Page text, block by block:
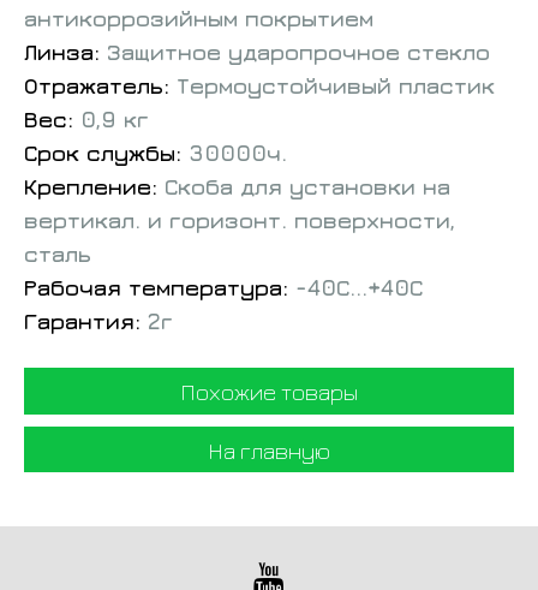
антикоррозийным покрытием
Линза: Защитное ударопрочное стекло
Отражатель: Термоустойчивый пластик
Вес: 0,9 кг
Срок службы: 30000ч.
Крепление: Скоба для установки на
вертикал. и горизонт. поверхности,
сталь
Рабочая температура: -40С...+40С
Гарантия: 2г
Похожие товары
На главную